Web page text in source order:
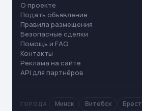
О проекте
Подать объявление
Правила размещения
Безопасные сделки
Помощь и FAQ
Контакты
Реклама на сайте
API для партнёров
ГОРОДА Минск Витебск Брест